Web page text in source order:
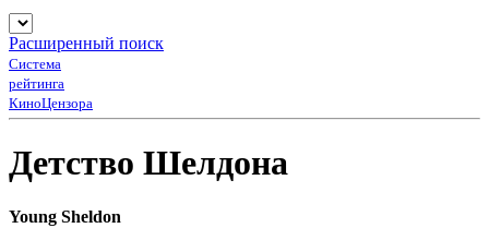
Расширенный поиск
Система
рейтинга
КиноЦензора
Детство Шелдона
Young Sheldon